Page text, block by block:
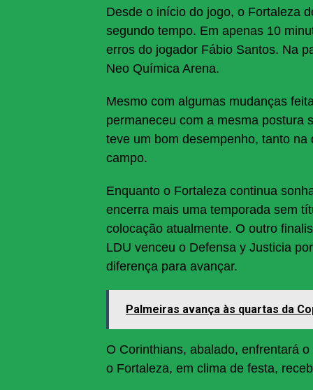
Desde o início do jogo, o Fortaleza
segundo tempo. Em apenas 10
erros do jogador Fábio Santos. Na
Neo Química Arena.
Mesmo com algumas mudanças
permaneceu com a mesma postura
teve um bom desempenho, tanto
campo.
Enquanto o Fortaleza continua
encerra mais uma temporada sem
colocação atualmente. O outro
LDU venceu o Defensa y Justicia
diferença para avançar.
Palmeiras avança às quartas da
O Corinthians, abalado, enfrentará
o Fortaleza, em clima de festa,